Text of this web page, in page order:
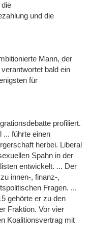
die
und die
Mann, der
bald ein
für
profiliert.
... führte einen
herbei. Liberal
Spahn in der
entwickelt. ... Der
innen-, finanz-,
Fragen. ...
gehörte er zu den
Fraktion. Vor vier
Koalitionsvertrag mit